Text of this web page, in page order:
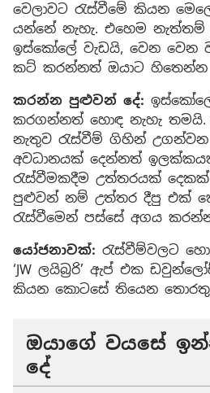
වෙලාවට රැස්වීමේ කියන
යන්නේ නැහැ. එහෙම නැත්තම්
ඉස්කෝලේ වැඩයි, වෙන වෙන
කට් කරන්නත් ඔයාට
කරන්න පුළුවන් දේ:
කරගන්නත් හොඳ නැහැ තමයි.
නැතුව රැස්වීම් ගිහින්
අවධානයක් දෙන්නත්
රැස්වීමකදීම උත්තරයක්
පුළුවන් නම් උත්තර දීපු එක්
රැස්වීමෙන් පස්සේ අගය
යෝජනාවක්: රැස්වීම්වලට
‘JW ලයිබ්‍රරි’ ඇප් එක
කියන කොටසේ තියෙන
ඔයාගේ වයසේ
දේ